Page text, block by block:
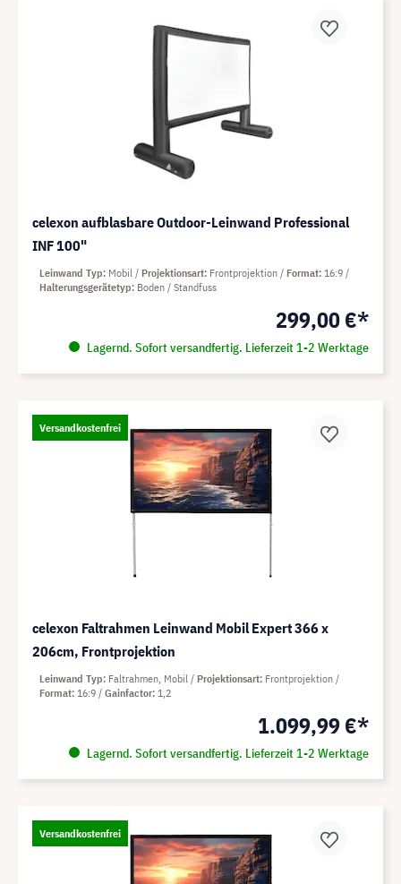
celexon aufblasbare Outdoor-Leinwand Professional
INF 100"
299,00 €*
Lagernd. Sofort versandfertig. Lieferzeit 1-2 Werktage
Leinwand Typ Mobil Projektionsart Frontprojektion Format 16:9
Halterungsgerätetyp Boden / Standfuss
Versandkostenfrei
celexon Faltrahmen Leinwand Mobil Expert 366 x
206cm, Frontprojektion
1.099,99 €*
Lagernd. Sofort versandfertig. Lieferzeit 1-2 Werktage
Leinwand Typ Faltrahmen, Mobil Projektionsart Frontprojektion
Format 16:9 Gainfactor 1,2
Versandkostenfrei